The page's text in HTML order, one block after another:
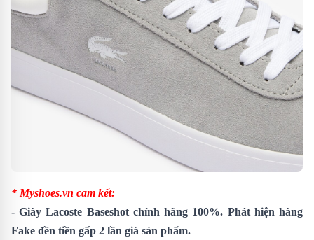
* Myshoes.vn cam kết:
-Giày Lacoste Baseshotchính hãng 100%. Phát hiện hàng
Fake đền tiền gấp 2 lần giá sản phẩm.